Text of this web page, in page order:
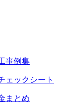
事例集
ェックシート
まとめ